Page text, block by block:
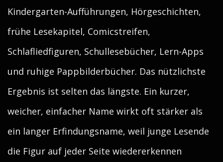
Kindergarten-Aufführungen, Hörgeschichten,
frühe Lesekapitel, Comicstreifen,
Schlafliedfiguren, Schullesebücher, Lern-Apps
und ruhige Pappbilderbücher. Das nützlichste
Ergebnis ist selten das längste. Ein kurzer,
weicher, einfacher Name wirkt oft stärker als
ein langer Erfindungsname, weil junge Lesende
die Figur auf jeder Seite wiedererkennen